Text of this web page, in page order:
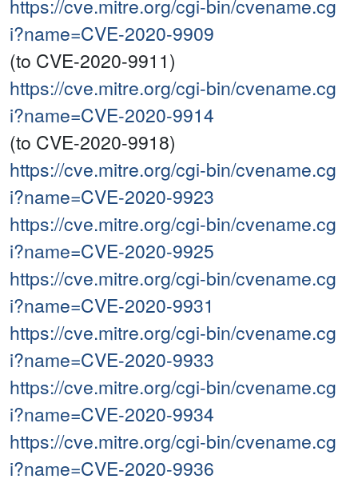
https://cve.mitre.org/cgi-bin/cvename.cg
i?name=CVE-2020-9909
(to CVE-2020-9911)
https://cve.mitre.org/cgi-bin/cvename.cg
i?name=CVE-2020-9914
(to CVE-2020-9918)
https://cve.mitre.org/cgi-bin/cvename.cg
i?name=CVE-2020-9923
https://cve.mitre.org/cgi-bin/cvename.cg
i?name=CVE-2020-9925
https://cve.mitre.org/cgi-bin/cvename.cg
i?name=CVE-2020-9931
https://cve.mitre.org/cgi-bin/cvename.cg
i?name=CVE-2020-9933
https://cve.mitre.org/cgi-bin/cvename.cg
i?name=CVE-2020-9934
https://cve.mitre.org/cgi-bin/cvename.cg
i?name=CVE-2020-9936